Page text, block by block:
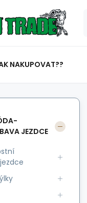
NAKUPOVAT??
JEZDCE